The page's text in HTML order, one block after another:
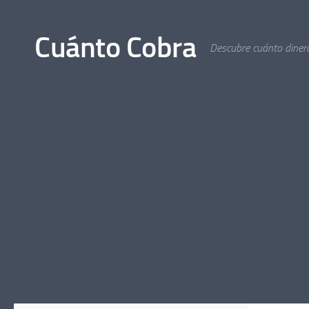
Cuánto Cobra Descubre cuánto